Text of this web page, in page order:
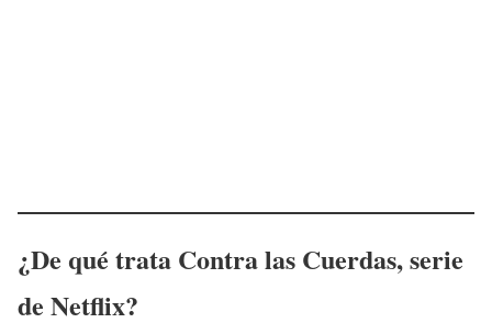
¿De qué trata Contra las Cuerdas, serie
de Netflix?